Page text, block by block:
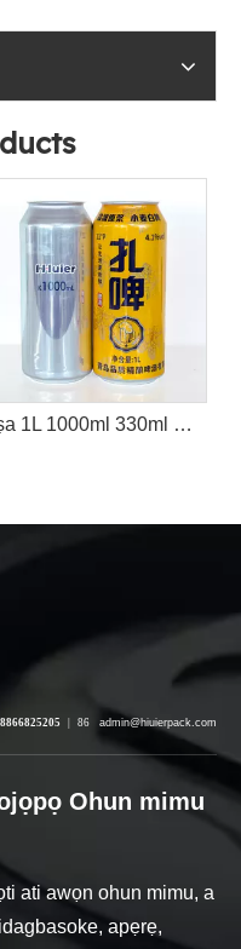
Aṣa 1L 1000ml 330ml Òfo Ti a tẹjade Aluminiomu Irin Beer Can
86 admin@hiuierpack.com
Ohun mimu
ati awọn ohun mimu, a
apẹrẹ,